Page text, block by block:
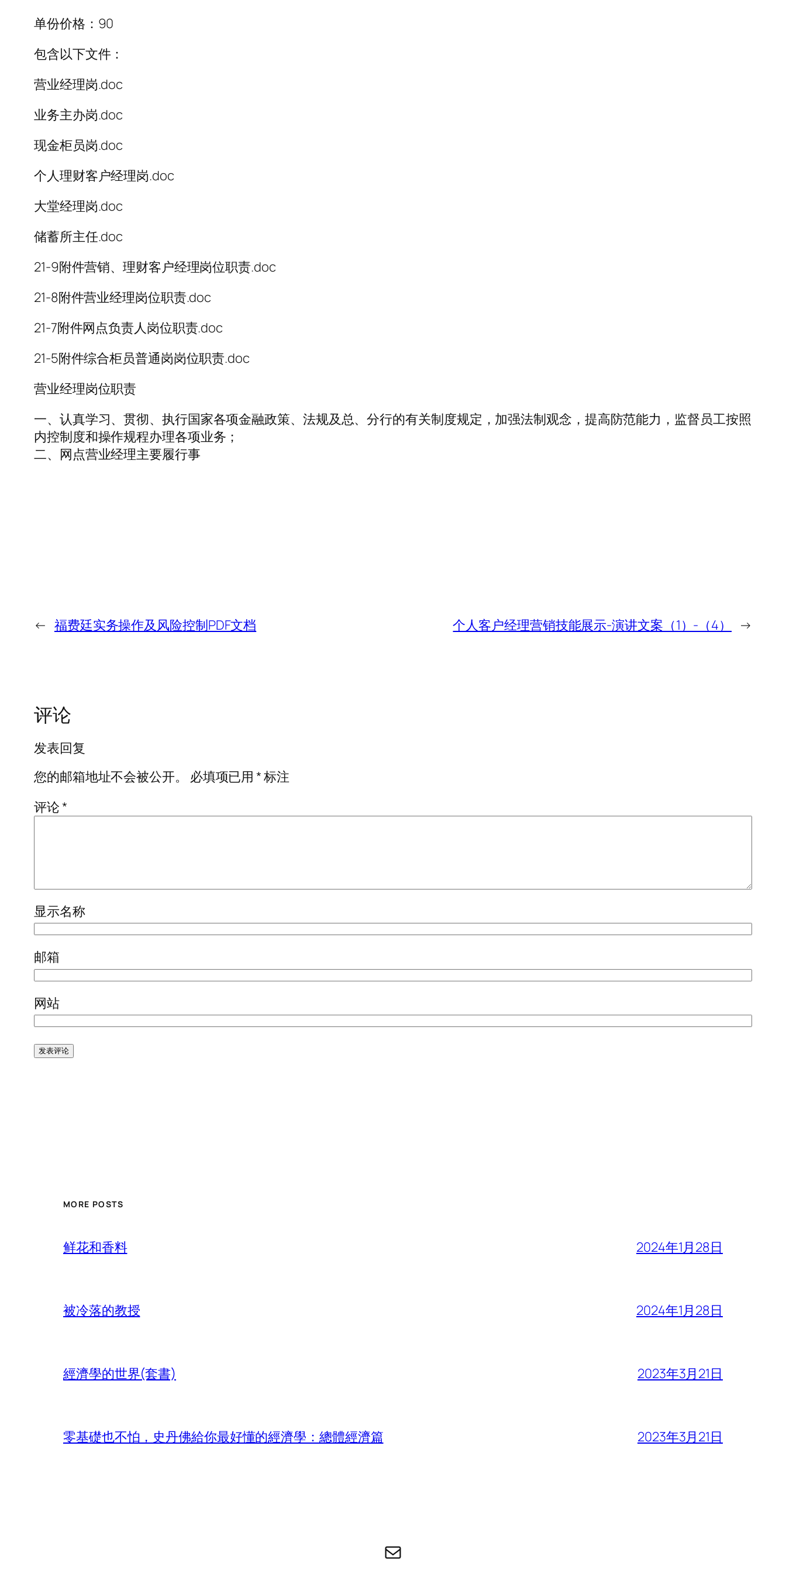
单份价格：90
包含以下文件：
营业经理岗.doc
业务主办岗.doc
现金柜员岗.doc
个人理财客户经理岗.doc
大堂经理岗.doc
储蓄所主任.doc
21-9附件营销、理财客户经理岗位职责.doc
21-8附件营业经理岗位职责.doc
21-7附件网点负责人岗位职责.doc
21-5附件综合柜员普通岗岗位职责.doc
营业经理岗位职责
一、认真学习、贯彻、执行国家各项金融政策、法规及总、分行的有关制度规定，加强法制观念，提高防范能力，监督员工按照
内控制度和操作规程办理各项业务；
二、网点营业经理主要履行事
← 福费廷实务操作及风险控制PDF文档 个人客户经理营销技能展示-演讲文案（1）-（4） →
评论
发表回复
您的邮箱地址不会被公开。
必填项已用*标注
评论*
显示名称
邮箱
网站
MORE POSTS
鲜花和香料 2024年1月28日
被冷落的教授 2024年1月28日
經濟學的世界(套書) 2023年3月21日
零基礎也不怕，史丹佛給你最好懂的經濟學：總體經濟篇 2023年3月21日
电子邮件